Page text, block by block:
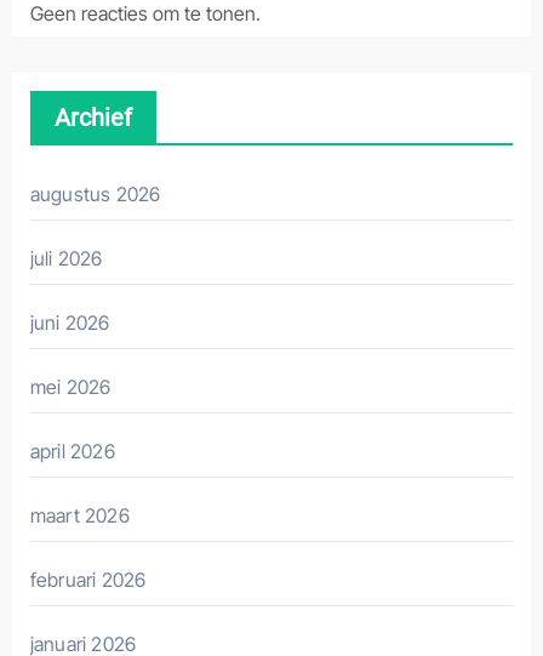
Geen reacties om te tonen.
Archief
augustus 2026
juli 2026
juni 2026
mei 2026
april 2026
maart 2026
februari 2026
januari 2026